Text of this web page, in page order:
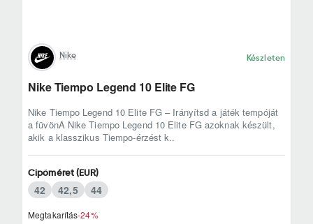
Nike Készleten
Nike Tiempo Legend 10 Elite FG
Nike Tiempo Legend 10 Elite FG – Irányítsd a játék tempóját
a füvönA Nike Tiempo Legend 10 Elite FG azoknak készült,
akik a klasszikus Tiempo-érzést k..
Megtakarítás-24%
Cipőméret (EUR)
42 42,5 44